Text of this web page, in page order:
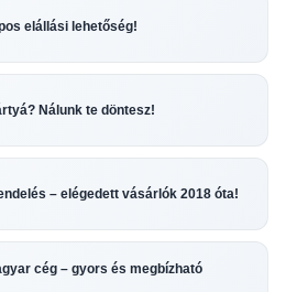
elállási lehetőség!
Nálunk te döntesz!
– elégedett vásárlók 2018 óta!
cég – gyors és megbízható